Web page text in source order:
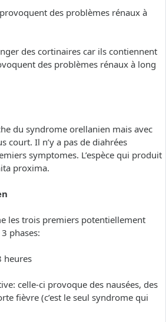
des problèmes rénaux à
des cortinaires car ils contiennent
des problèmes rénaux à long
du syndrome orellanien mais avec
court. Il n’y a pas de diahrées
symptomes. L’espèce qui produit
proxima.
les trois premiers potentiellement
phases:
heures
celle-ci provoque des nausées, des
fièvre (c’est le seul syndrome qui